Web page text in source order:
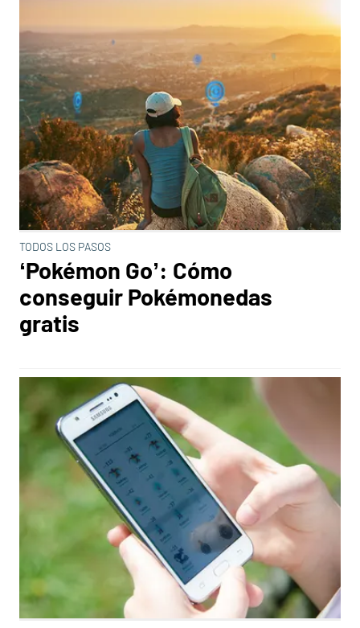
TODOS LOS PASOS
‘Pokémon Go’: Cómo
conseguir Pokémonedas
gratis